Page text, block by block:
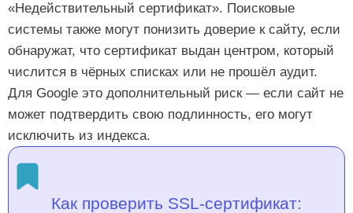
«Недействительный сертификат». Поисковые
системы также могут понизить доверие к сайту, если
обнаружат, что сертификат выдан центром, который
числится в чёрных списках или не прошёл аудит.
Для Google это дополнительный риск — если сайт не
может подтвердить свою подлинность, его могут
исключить из индекса.
Как проверить SSL-сертификат: